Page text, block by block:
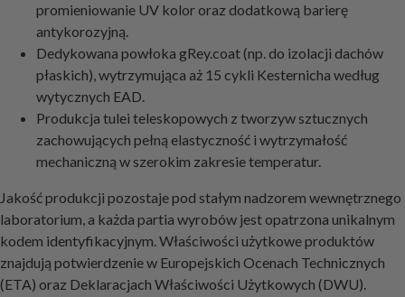
promieniowanie UV kolor oraz dodatkową barierę
antykorozyjną.
Dedykowana powłoka gRey.coat (np. do izolacji dachów
płaskich), wytrzymująca aż 15 cykli Kesternicha według
wytycznych EAD.
Produkcja tulei teleskopowych z tworzyw sztucznych
zachowujących pełną elastyczność i wytrzymałość
mechaniczną w szerokim zakresie temperatur.
Jakość produkcji pozostaje pod stałym nadzorem wewnętrznego
laboratorium, a każda partia wyrobów jest opatrzona unikalnym
kodem identyfikacyjnym. Właściwości użytkowe produktów
znajdują potwierdzenie w Europejskich Ocenach Technicznych
(ETA) oraz Deklaracjach Właściwości Użytkowych (DWU).